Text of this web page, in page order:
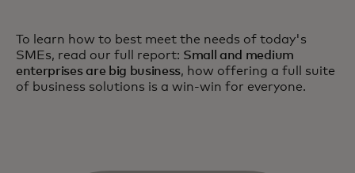
To learn how to best meet the needs of today's
SMEs, read our full report: Small and medium
enterprises are big business, how offering a full suite
of business solutions is a win-win for everyone.